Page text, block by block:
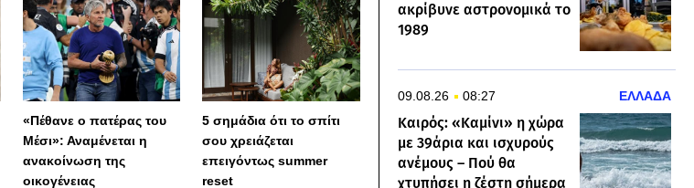
«Πέθανε ο πατέρας του
Μέσι»: Αναμένεται η
ανακοίνωση της
οικογένειας
5 σημάδια ότι το σπίτι
σου χρειάζεται
επειγόντως summer
reset
ακρίβυνε αστρονομικά το
1989
09.08.26 08:27 ΕΛΛΑΔΑ
Καιρός: «Καμίνι» η χώρα
με 39άρια και ισχυρούς
ανέμους – Πού θα
χτυπήσει η ζέστη σήμερα